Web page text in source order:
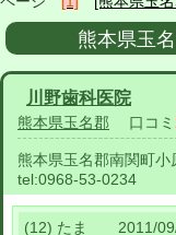
熊本県玉
川野歯科医院
熊本県玉名郡 口コミ
熊本県玉名郡南関町小
tel:0968-53-0234
(12) たま 2011/